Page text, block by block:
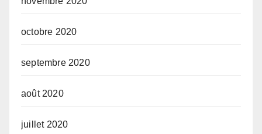
octobre 2020
septembre 2020
août 2020
juillet 2020